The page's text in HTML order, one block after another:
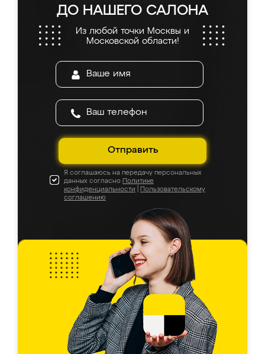
ДО НАШЕГО САЛОНА
Из любой точки Москвы и
Московской области!
Отправить
Я соглашаюсь на передачу персональных
данных согласно Политике
конфиденциальности
Пользовательскому
соглашению